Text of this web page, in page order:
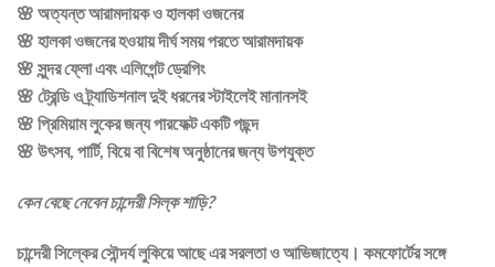
🌸 অত্যন্ত আরামদায়ক ও হালকা ওজনের
🌸 হালকা ওজনের হওয়ায় দীর্ঘ সময় পরতে আরামদায়ক
🌸 সুন্দর ফ্লো এবং এলিগেন্ট ড্রেপিং
🌸 ট্রেন্ডি ও ট্র্যাডিশনাল দুই ধরনের স্টাইলেই মানানসই
🌸 প্রিমিয়াম লুকের জন্য পারফেক্ট একটি পছন্দ
🌸 উৎসব, পার্টি, বিয়ে বা বিশেষ অনুষ্ঠানের জন্য উপযুক্ত
কেন বেছে নেবেন চান্দেরী সিল্ক শাড়ি?
চান্দেরী সিল্কের সৌন্দর্য লুকিয়ে আছে এর সরলতা ও আভিজাত্যে। কমফোর্টের সঙ্গে